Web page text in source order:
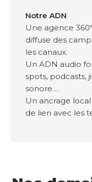
Notre ADN
Une agence
diffuse des
les canaux.
Un ADN audio
spots, podcasts,
sonore…
Un ancrage
de lien avec les